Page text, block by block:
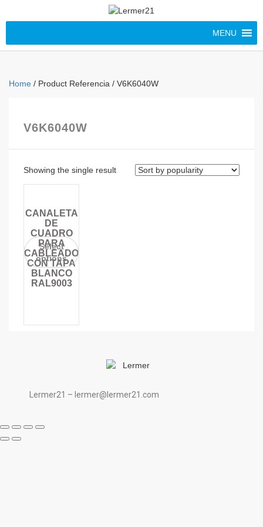
MENU
Home / Product Referencia / V6K6040W
V6K6040W
Showing the single result
CANALETA
DE
CUADRO
PARA
CABLEADO
CON TAPA
BLANCO
RAL9003
Select
options
Lermer21 – lermer@lermer21.com